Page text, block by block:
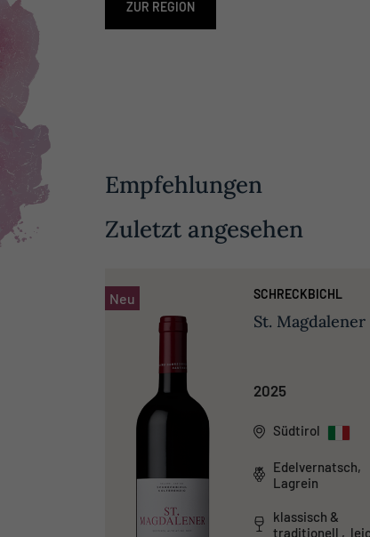
ZUR REGION
Empfehlungen
Zuletzt angesehen
Neu SCHRECKBICHL
St. Magdalener
2025
Südtirol
Edelvernatsch,
Lagrein
klassisch &
traditionell , leicht &